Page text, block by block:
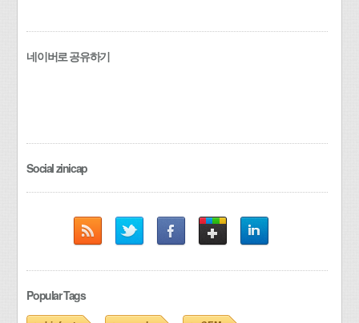
네이버로 공유하기
Social zinicap
Popular Tags